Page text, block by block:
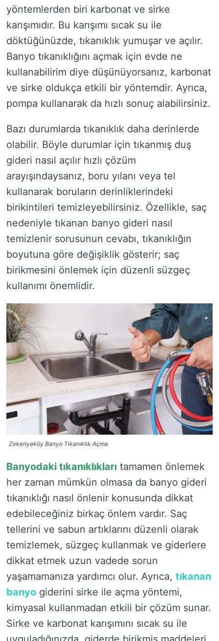
yöntemlerden biri karbonat ve sirke
karışımıdır. Bu karışımı sıcak su ile
döktüğünüzde, tıkanıklık yumuşar ve açılır.
Banyo tıkanıklığını açmak için evde ne
kullanabilirim diye düşünüyorsanız, karbonat
ve sirke oldukça etkili bir yöntemdir. Ayrıca,
pompa kullanarak da hızlı sonuç alabilirsiniz.
Bazı durumlarda tıkanıklık daha derinlerde
olabilir. Böyle durumlar için tıkanmış duş
gideri nasıl açılır hızlı çözüm
arayışındaysanız, boru yılanı veya tel
kullanarak boruların derinliklerindeki
birikintileri temizleyebilirsiniz. Özellikle, saç
nedeniyle tıkanan banyo gideri nasıl
temizlenir sorusunun cevabı, tıkanıklığın
boyutuna göre değişiklik gösterir; saç
birikmesini önlemek için düzenli süzgeç
kullanımı önemlidir.
Zekeriyaköy Banyo Tıkanıklık Açma
Banyodaki tıkanıklıkları tamamen önlemek
her zaman mümkün olmasa da banyo gideri
tıkanıklığı nasıl önlenir konusunda dikkat
edebileceğiniz birkaç önlem vardır. Saç
tellerini ve sabun artıklarını düzenli olarak
temizlemek, süzgeç kullanmak ve giderlere
dikkat etmek uzun vadede sorun
yaşamamanıza yardımcı olur. Ayrıca, tıkanan
banyo giderini sirke ile açma yöntemi,
kimyasal kullanmadan etkili bir çözüm sunar.
Sirke ve karbonat karışımını sıcak su ile